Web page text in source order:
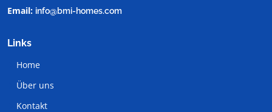
Email: info@bmi-homes.com
Links
Home
Über uns
Kontakt